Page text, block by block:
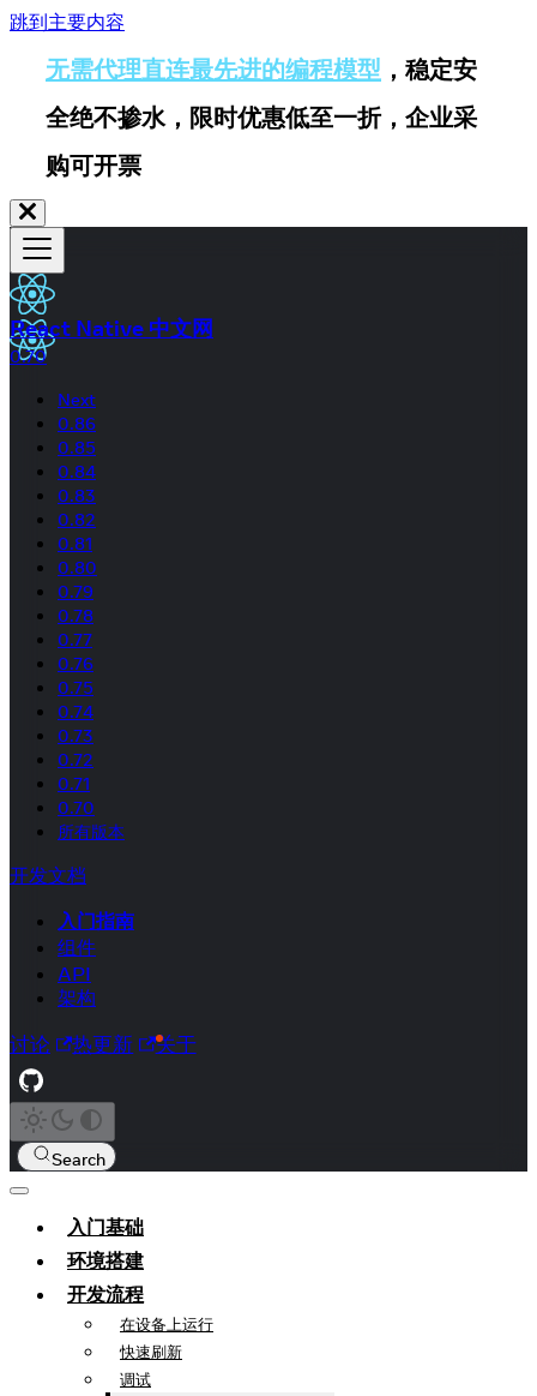
跳到主要内容
无需代理直连最先进的编程模型 ，稳定安
全绝不掺水，限时优惠低至一折，企业采
购可开票
React Native 中文网
0.70
Next
0.86
0.85
0.84
0.83
0.82
0.81
0.80
0.79
0.78
0.77
0.76
0.75
0.74
0.73
0.72
0.71
0.70
所有版本
开发文档
入门指南
组件
API
架构
讨论 热更新 关于
Search
入门基础
环境搭建
开发流程
在设备上运行
快速刷新
调试